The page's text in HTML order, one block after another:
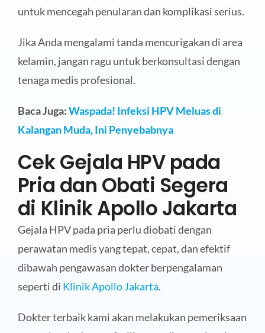
untuk mencegah penularan dan komplikasi serius.
Jika Anda mengalami tanda mencurigakan di area
kelamin, jangan ragu untuk berkonsultasi dengan
tenaga medis profesional.
Baca Juga:Waspada! Infeksi HPV Meluas di
Kalangan Muda, Ini Penyebabnya
Cek Gejala HPV pada
Pria dan Obati Segera
di Klinik Apollo Jakarta
Gejala HPV pada pria perlu diobati dengan
perawatan medis yang tepat, cepat, dan efektif
dibawah pengawasan dokter berpengalaman
seperti di Klinik Apollo Jakarta.
Dokter terbaik kami akan melakukan pemeriksaan